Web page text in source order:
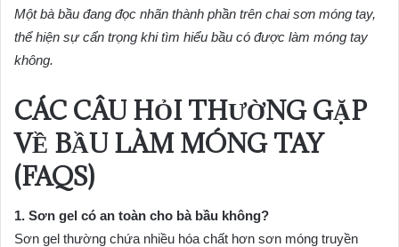
Một bà bầu đang đọc nhãn thành phần trên chai sơn móng tay,
thể hiện sự cẩn trọng khi tìm hiểu bầu có được làm móng tay
không.
CÁC CÂU HỎI THƯỜNG GẶP
VỀ BẦU LÀM MÓNG TAY
(FAQS)
1. Sơn gel có an toàn cho bà bầu không?
Sơn gel thường chứa nhiều hóa chất hơn sơn móng truyền